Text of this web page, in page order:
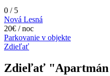
0 /5
Nová Lesná
20€ / noc
Parkovanie v objekte
Zdieľať
Zdieľať "Apartmán